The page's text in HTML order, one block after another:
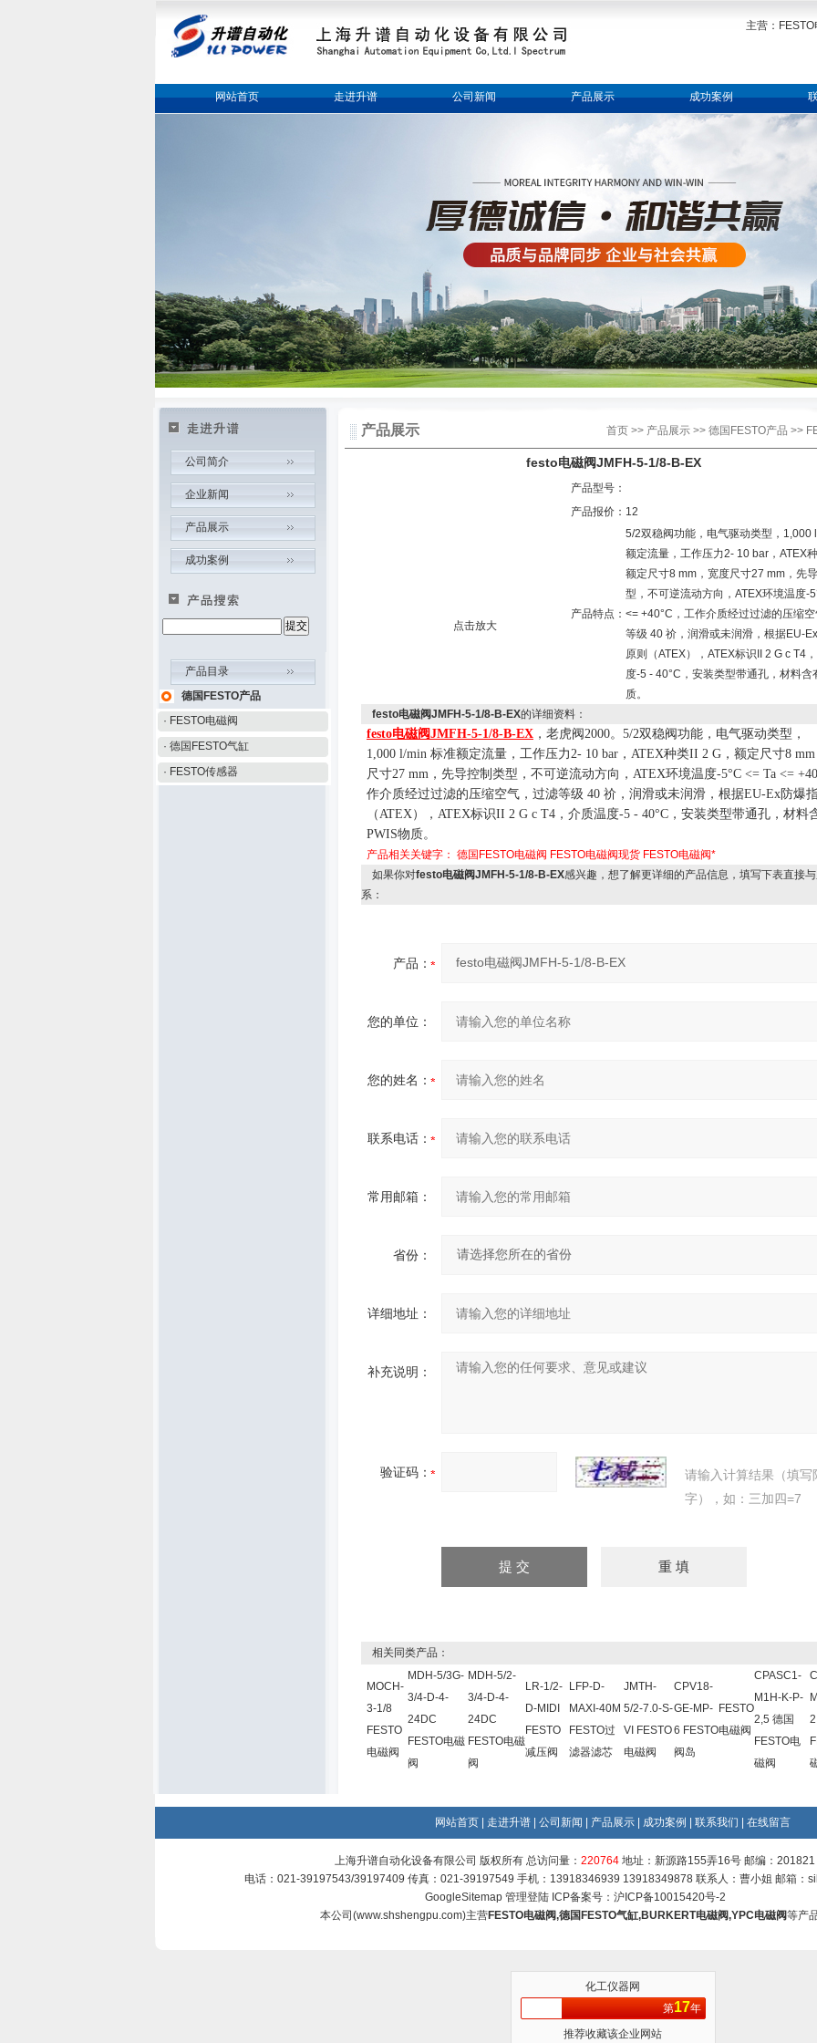
主营：
网站首页 走进升谱 公司新闻 产品展示 成功案例
公司简介
企业新闻
产品展示
成功案例
产品目录
德国FESTO产品
· FESTO电磁阀
· 德国FESTO气缸
· FESTO传感器
产品展示 首页 >> 产品展示 >> 德国FESTO产品 >>
festo电磁阀JMFH-5-1/8-B-EX
点击放大
产品型号：
产品报价： 12
产品特点：
5/2双稳阀功能，电气驱动类型，1,000
额定流量，工作压力2- 10 bar，ATEX
额定尺寸8 mm，宽度尺寸27 mm，先
型，不可逆流动方向，ATEX环境温度-
<= +40°C，工作介质经过过滤的压缩
等级 40 祄，润滑或未润滑，根据EU-
原则（ATEX），ATEX标识II 2 G c T4
度-5 - 40°C，安装类型带通孔，材料含
质。
festo电磁阀JMFH-5-1/8-B-EX的详细资料：
festo电磁阀JMFH-5-1/8-B-EX ，老虎阀2000。 5/2双稳阀功能，电气驱动类型，
1,000 l/min 标准额定流量，工作压力2- 10 bar ， ATEX种类II 2 G ，额定尺寸8 mm
尺寸27 mm ，先导控制类型， 不可逆流动方向 ， ATEX环境温度-5°C <= Ta <= +40
作介质经过过滤的压缩空气 ， 过滤等级 40 祄 ， 润滑或未润滑 ，根据EU-Ex防爆
（ATEX）， ATEX标识II 2 G c T4 ， 介质温度-5 - 40°C ，安装类型带通孔，材料
PWIS物质。
产品相关关键字： 德国FESTO电磁阀 FESTO电磁阀现货 FESTO电磁阀*
如果你对festo电磁阀JMFH-5-1/8-B-EX感兴趣，想了解更详细的产品信息，填写下表直接
系：
产品：
您的单位：
您的姓名：
联系电话：
常用邮箱：
省份：
详细地址：
补充说明：
验证码：
请输入计算结果（填写
字），如：三加四=7
相关同类产品：
MOCH-
3-1/8
FESTO
电磁阀
MDH-5/3G-
3/4-D-4-
24DC
FESTO电磁
阀
MDH-5/2-
3/4-D-4-
24DC
FESTO电磁
阀
LR-1/2-
D-MIDI
FESTO
减压阀
LFP-D-
MAXI-40M
FESTO过
滤器滤芯
JMTH-
5/2-7.0-S-
VI FESTO
电磁阀
CPV18-
GE-MP-
6 FESTO
阀岛
FESTO
电磁阀
CPASC1-
M1H-K-P-
2,5 德国
FESTO电
磁阀
网站首页 走进升谱 公司新闻 产品展示 成功案例 联系我们 在线留言
上海升谱自动化设备有限公司 版权所有 总访问量： 220764 地址：新源路155弄16号 邮编：201821
电话：021-39197543/39197409 传真：021-39197549 手机：13918346939 13918349878 联系人：曹小姐 邮箱：
GoogleSitemap 管理登陆ICP备案号： 沪ICP备10015420号-2
本公司(www.shshengpu.com)主营FESTO电磁阀,德国FESTO气缸,BURKERT电磁阀,YPC电磁阀等产
化工仪器网
第17年
推荐收藏该企业网站